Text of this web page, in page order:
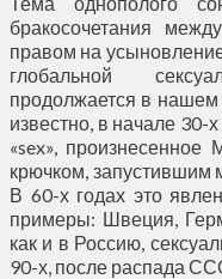
бракосочетания
правом на
глобальной
продолжается в
известно, в начале
«sex»,
крючком, запустившим
В 60-х годах это
примеры: Швеция,
как и в Россию,
90-х, после распада